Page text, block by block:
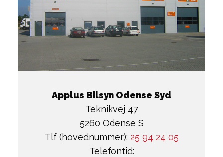
Applus Bilsyn Odense Syd
Teknikvej 47
5260 Odense S
Tlf (hovednummer): 25 94 24 05
Telefontid: